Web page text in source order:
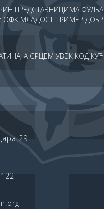
ПРЕДСТАВНИЦИМА
ОФК МЛАДОСТ ПРИМЕР
А СРЦЕМ УВЕК КОД
ХРАМОВНА СЛАВА
АПОСТОЛА У АПАТИНУ
НА ДАН НАУКЕ НАГРАЂЕНИ
УЧЕНИЦИ ОПШТИНЕ
ВЕЧЕРИ ОПРАВДАЛЕ
ОД НАЈЛЕПШИХ ЛЕТЊИХ
29